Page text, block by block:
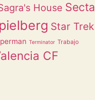
House Secta
Star Trek
Terminator Trabajo
CF